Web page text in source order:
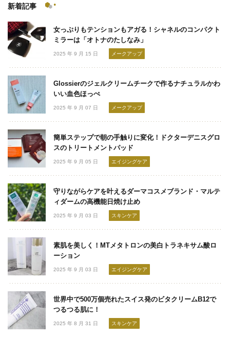
新着記事
女っぷりもテンションもアガる！シャネルのコンパクト
ミラーは「オトナのたしなみ」
2025 年 9 月 15 日 メークアップ
Glossierのジェルクリームチークで作るナチュラルかわ
いい血色ほっぺ
2025 年 9 月 07 日 メークアップ
簡単ステップで朝の手触りに変化！ドクターデニスグロ
スのトリートメントパッド
2025 年 9 月 05 日 エイジングケア
守りながらケアを叶えるダーマコスメブランド・マルテ
ィダームの高機能日焼け止め
2025 年 9 月 03 日 スキンケア
素肌を美しく！MTメタトロンの美白トラネキサム酸ロ
ーション
2025 年 9 月 03 日 エイジングケア
世界中で500万個売れたスイス発のビタクリームB12で
つるつる肌に！
2025 年 8 月 31 日 スキンケア